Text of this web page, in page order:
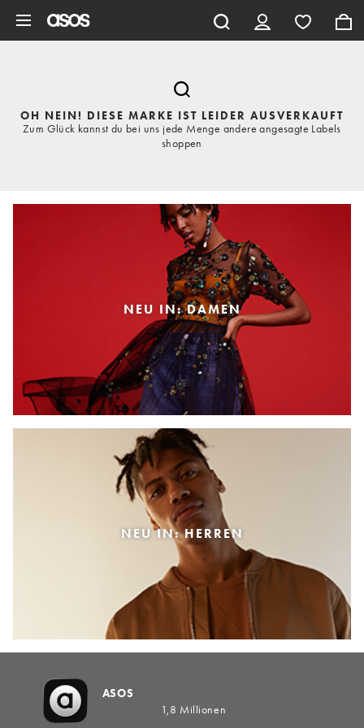
OH NEIN! DIESE MARKE IST LEIDER AUSVERKAUFT
Zum Glück kannst du bei uns jede Menge andere angesagte Labels
shoppen
NEU IN: DAMEN
NEU IN: HERREN
ASOS
1,8 Millionen